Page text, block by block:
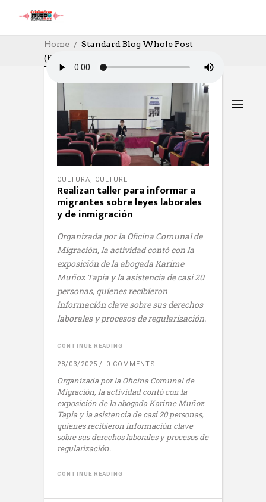
Home
Standard Blog Whole Post
(Page 76)
CULTURA, CULTURE
Realizan taller para informar a
migrantes sobre leyes laborales
y de inmigración
Organizada por la Oficina Comunal de
Migración, la actividad contó con la
exposición de la abogada Karime
Muñoz Tapia y la asistencia de casi 20
personas, quienes recibieron
información clave sobre sus derechos
laborales y procesos de regularización.
CONTINUE READING
28/03/2025 0 COMMENTS
Organizada por la Oficina Comunal de
Migración, la actividad contó con la
exposición de la abogada Karime Muñoz
Tapia y la asistencia de casi 20 personas,
quienes recibieron información clave
sobre sus derechos laborales y procesos de
regularización.
CONTINUE READING